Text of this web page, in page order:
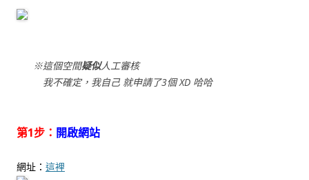
※這個空間疑似人工審核
我不確定，我自己 就申請了3個 XD 哈哈
第1步： 開啟網站
網址： 這裡